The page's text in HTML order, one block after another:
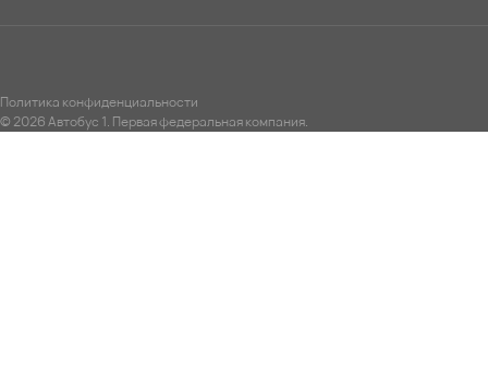
Политика конфиденциальности
© 2026 Автобус 1. Первая федеральная компания.